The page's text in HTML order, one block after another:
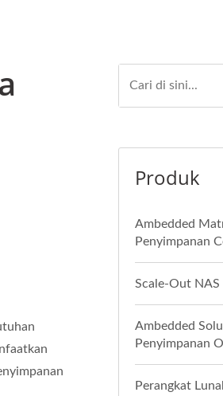
Produk
Ambedded
Penyimpanan
Scale-Out NAS
Ambedded
Penyimpanan
Perangkat